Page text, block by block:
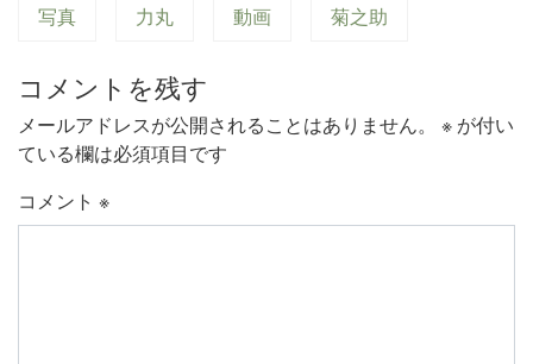
写真 力丸 動画 菊之助
コメントを残す
メールアドレスが公開されることはありません。 ※ が付い
ている欄は必須項目です
コメント ※